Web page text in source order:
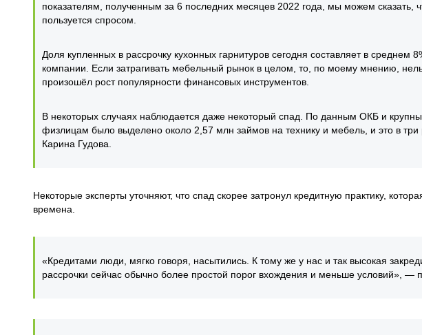
показателям, полученным за 6 последних месяцев 2022 года, мы можем сказать,
пользуется спросом.
Доля купленных в рассрочку кухонных гарнитуров сегодня составляет в среднем
компании. Если затрагивать мебельный рынок в целом, то, по моему мнению,
произошёл рост популярности финансовых инструментов.
В некоторых случаях наблюдается даже некоторый спад. По данным ОКБ и
физлицам было выделено около 2,57 млн займов на технику и мебель, и это в
Карина Гудова.
Некоторые эксперты уточняют, что спад скорее затронул кредитную практику,
времена.
«Кредитами люди, мягко говоря, насытились. К тому же у нас и так высокая
рассрочки сейчас обычно более простой порог вхождения и меньше условий», —